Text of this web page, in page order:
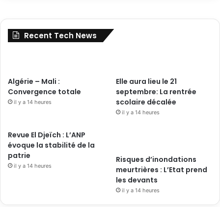
Recent Tech News
Algérie – Mali :
Convergence totale
il y a 14 heures
Elle aura lieu le 21
septembre: La rentrée
scolaire décalée
il y a 14 heures
Revue El Djeïch : L’ANP
évoque la stabilité de la
patrie
il y a 14 heures
Risques d’inondations
meurtrières : L’Etat prend
les devants
il y a 14 heures